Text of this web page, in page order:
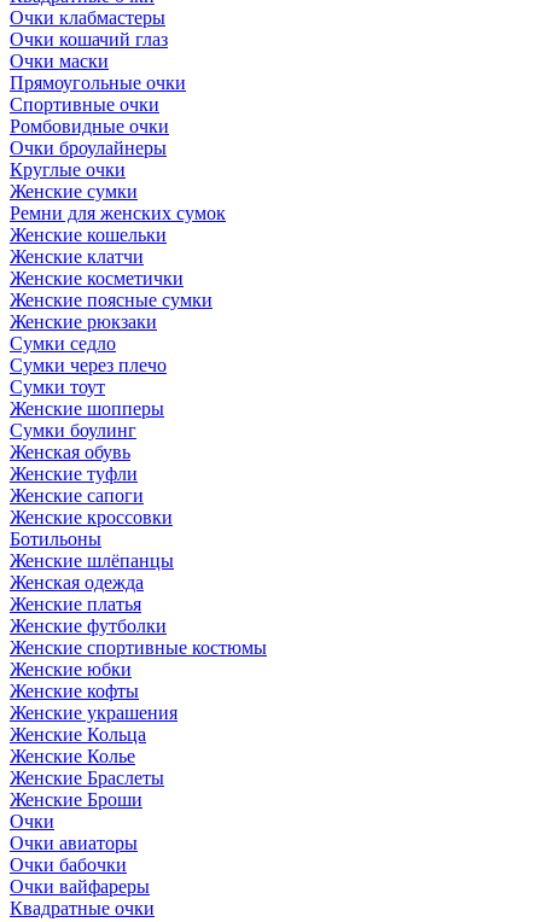
Очки клабмастеры
Очки кошачий глаз
Очки маски
Прямоугольные очки
Спортивные очки
Ромбовидные очки
Очки броулайнеры
Круглые очки
Женские сумки
Ремни для женских сумок
Женские кошельки
Женские клатчи
Женские косметички
Женские поясные сумки
Женские рюкзаки
Сумки седло
Сумки через плечо
Сумки тоут
Женские шопперы
Сумки боулинг
Женская обувь
Женские туфли
Женские сапоги
Женские кроссовки
Ботильоны
Женские шлёпанцы
Женская одежда
Женские платья
Женские футболки
Женские спортивные костюмы
Женские юбки
Женские кофты
Женские украшения
Женские Кольца
Женские Колье
Женские Браслеты
Женские Броши
Очки
Очки авиаторы
Очки бабочки
Очки вайфареры
Квадратные очки